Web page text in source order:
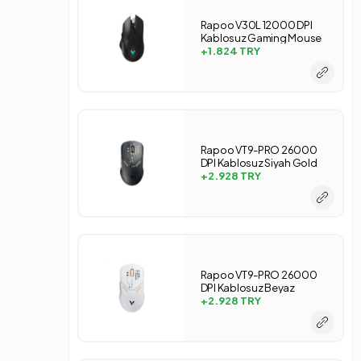
Rapoo V30L 12000 DPI
Kablosuz Gaming Mouse
+1.824 TRY
Rapoo VT9-PRO 26000
DPI Kablosuz Siyah Gold
Gaming Mouse
+2.928 TRY
Rapoo VT9-PRO 26000
DPI Kablosuz Beyaz
Gaming Mouse
+2.928 TRY